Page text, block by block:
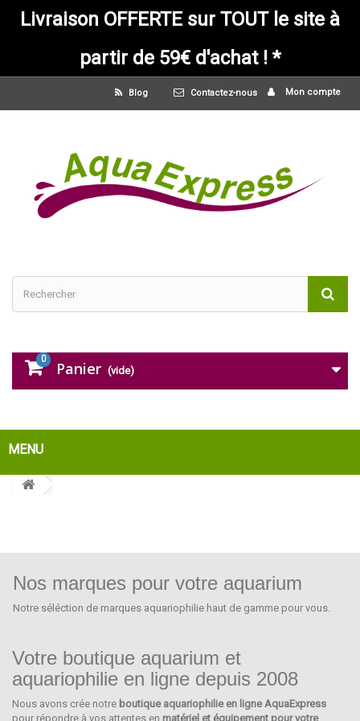
Livraison OFFERTE sur TOUT le site à
partir de 59€ d'achat ! *
Mon compte
Contactez-nous
Blog
Panier
0
(vide)
MENU
Nos marques pour votre aquarium
Notre séléction de marques aquariophilie haut de gamme pour vous.
EHEIM
Votre boutique aquarium et
aquariophilie en ligne depuis 2008
Nous avons crée notre boutique aquariophilie en ligne AquaExpress
pour répondre à vos attentes en matériel et équipement pour votre